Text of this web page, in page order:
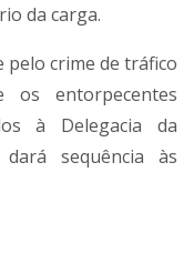
da carga.
crime de tráfico
entorpecentes
à Delegacia da
sequência às